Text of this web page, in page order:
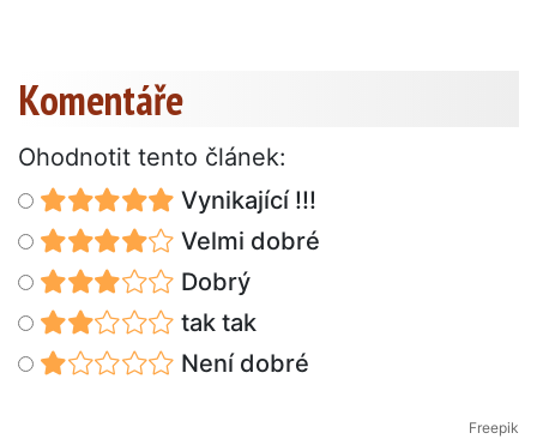
Komentáře
Ohodnotit tento článek:
Vynikající !!!
Velmi dobré
Dobrý
tak tak
Není dobré
Freepik